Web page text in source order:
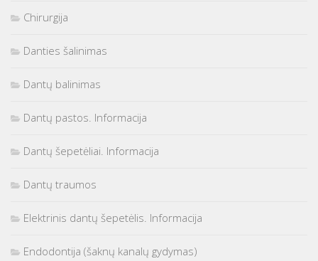
Chirurgija
Danties šalinimas
Dantų balinimas
Dantų pastos. Informacija
Dantų šepetėliai. Informacija
Dantų traumos
Elektrinis dantų šepetėlis. Informacija
Endodontija (šaknų kanalų gydymas)